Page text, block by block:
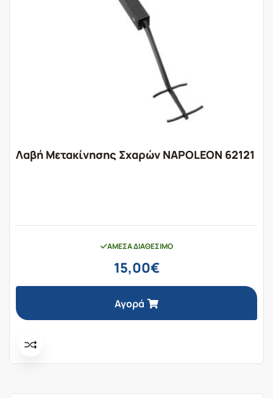
Λαβή Μετακίνησης Σχαρών NAPOLEON 62121
ΆΜΕΣΑ ΔΙΑΘΈΣΙΜΟ
15,00€
Αγορά